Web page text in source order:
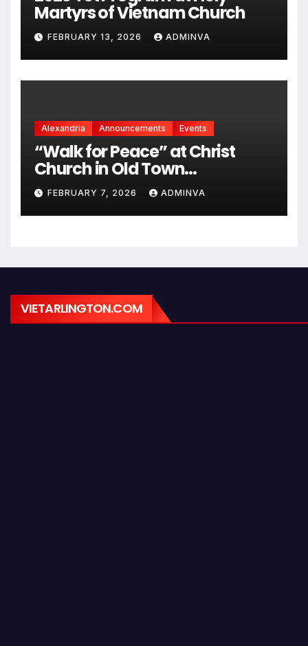
Martyrs of Vietnam Church
FEBRUARY 13, 2026 ADMINVA
Alexandria Announcements Events
“Walk for Peace” at Christ
Church in Old Town
Alexandria on Monday,
February 9, 2026
FEBRUARY 7, 2026 ADMINVA
VIETARLINGTON.COM